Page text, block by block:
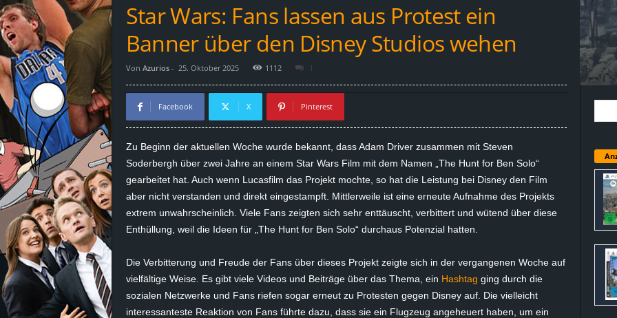
E
i
n
s
g
z
e
Star Wars: Fans lassen aus Protest ein
Banner über den Disney Studios wehen
Von Azurios- 25. Oktober 2025 1112 1
Facebook X Pinterest
Zu Beginn der aktuellen Woche wurde bekannt, dass Adam Driver zusammen mit Steven
Soderbergh über zwei Jahre an einem Star Wars Film mit dem Namen „The Hunt for Ben Solo“
gearbeitet hat. Auch wenn Lucasfilm das Projekt mochte, so hat die Leistung bei Disney den Film
aber nicht verstanden und direkt eingestampft. Mittlerweile ist eine erneute Aufnahme des Projekts
extrem unwahrscheinlich. Viele Fans zeigten sich sehr enttäuscht, verbittert und wütend über diese
Enthüllung, weil die Ideen für „The Hunt for Ben Solo“ durchaus Potenzial hatten.
Die Verbitterung und Freude der Fans über dieses Projekt zeigte sich in der vergangenen Woche auf
vielfältige Weise. Es gibt viele Videos und Beiträge über das Thema, ein Hashtag ging durch die
sozialen Netzwerke und Fans riefen sogar erneut zu Protesten gegen Disney auf. Die vielleicht
interessanteste Reaktion von Fans führte dazu, dass sie ein Flugzeug angeheuert haben, um ein